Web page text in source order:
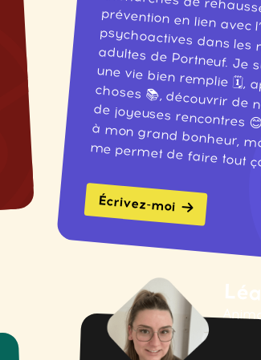
me permet de faire tout
Écrivez-moi